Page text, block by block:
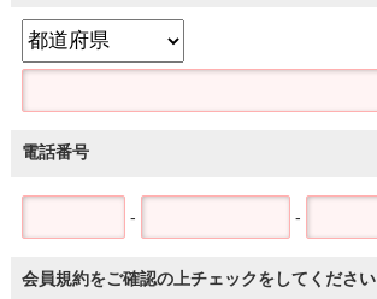
電話番号
- -
会員規約をご確認の上チェックをしてください